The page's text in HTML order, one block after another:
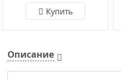
Купить
Описание